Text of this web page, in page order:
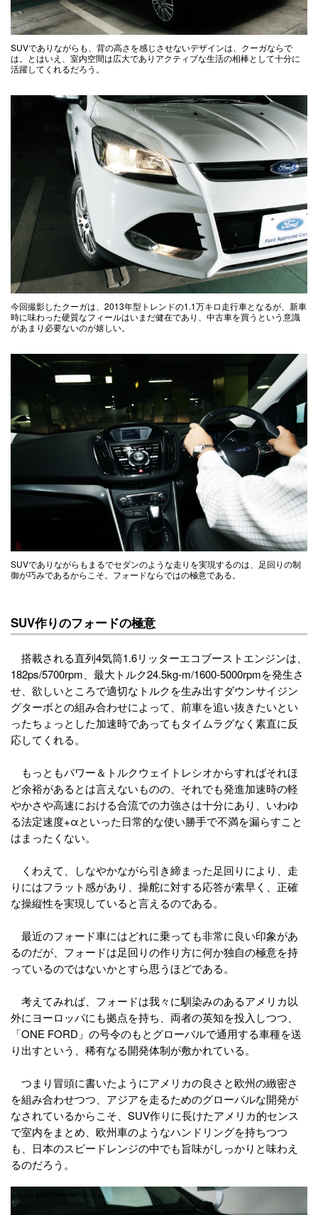
SUVでありながらも、背の高さを感じさせないデザインは、クーガならで
は。とはいえ、室内空間は広大でありアクティブな生活の相棒として十分に
活躍してくれるだろう。
今回撮影したクーガは、2013年型トレンドの1.1万キロ走行車となるが、新車
時に味わった硬質なフィールはいまだ健在であり、中古車を買うという意識
があまり必要ないのが嬉しい。
SUVでありながらもまるでセダンのような走りを実現するのは、足回りの制
御が巧みであるからこそ。フォードならではの極意である。
SUV作りのフォードの極意
搭載される直列4気筒1.6リッターエコブーストエンジンは、
182ps/5700rpm、最大トルク24.5kg-m/1600-5000rpmを発生さ
せ、欲しいところで適切なトルクを生み出すダウンサイジン
グターボとの組み合わせによって、前車を追い抜きたいとい
ったちょっとした加速時であってもタイムラグなく素直に反
応してくれる。
もっともパワー＆トルクウェイトレシオからすればそれほ
ど余裕があるとは言えないものの、それでも発進加速時の軽
やかさや高速における合流での力強さは十分にあり、いわゆ
る法定速度+αといった日常的な使い勝手で不満を漏らすこと
はまったくない。
くわえて、しなやかながら引き締まった足回りにより、走
りにはフラット感があり、操舵に対する応答が素早く、正確
な操縦性を実現していると言えるのである。
最近のフォード車にはどれに乗っても非常に良い印象があ
るのだが、フォードは足回りの作り方に何か独自の極意を持
っているのではないかとすら思うほどである。
考えてみれば、フォードは我々に馴染みのあるアメリカ以
外にヨーロッパにも拠点を持ち、両者の英知を投入しつつ、
「ONE FORD」の号令のもとグローバルで通用する車種を送
り出すという、稀有なる開発体制が敷かれている。
つまり冒頭に書いたようにアメリカの良さと欧州の緻密さ
を組み合わせつつ、アジアを走るためのグローバルな開発が
なされているからこそ、SUV作りに長けたアメリカ的センス
で室内をまとめ、欧州車のようなハンドリングを持ちつつ
も、日本のスピードレンジの中でも旨味がしっかりと味わえ
るのだろう。